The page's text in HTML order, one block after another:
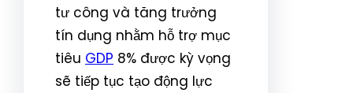
tư công và tăng trưởng
tín dụng nhằm hỗ trợ mục
tiêu GDP 8% được kỳ vọng
sẽ tiếp tục tạo động lực